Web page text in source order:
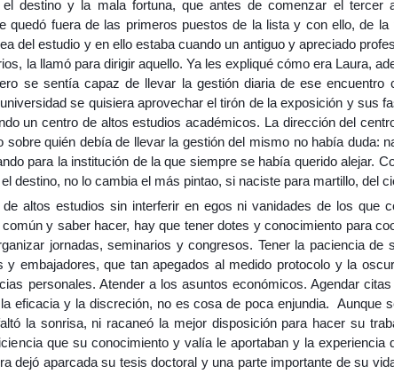
el destino y la mala fortuna, que antes de comenzar el tercer
quedó fuera de las primeros puestos de la lista y con ello, de
del estudio y en ello estaba cuando un antiguo y apreciado
la llamó para dirigir aquello. Ya les expliqué cómo era Laura,
se sentía capaz de llevar la gestión diaria de ese encuentro
se quisiera aprovechar el tirón de la exposición y sus
un centro de altos estudios académicos. La dirección del
sobre quién debía de llevar la gestión del mismo no había duda:
para la institución de la que siempre se había querido alejar.
destino, no lo cambia el más pintao, si naciste para martillo, del
altos estudios sin interferir en egos ni vanidades de los que
y saber hacer, hay que tener dotes y conocimiento para
jornadas, seminarios y congresos. Tener la paciencia de
y embajadores, que tan apegados al medido protocolo y la
personales. Atender a los asuntos económicos. Agendar
eficacia y la discreción, no es cosa de poca enjundia. Aunque
la sonrisa, ni racaneó la mejor disposición para hacer su
que su conocimiento y valía le aportaban y la experiencia
dejó aparcada su tesis doctoral y una parte importante de su